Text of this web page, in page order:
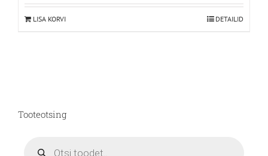
LISA KORVI DETAILID
Tooteotsing
search